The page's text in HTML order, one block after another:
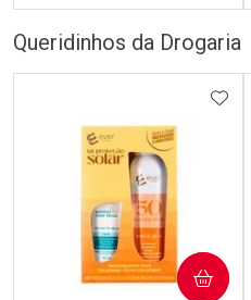
Queridinhos da Drogaria
COMPRAR